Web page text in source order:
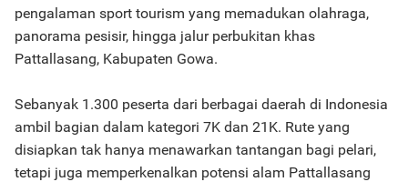
pengalaman sport tourism yang memadukan olahraga,
panorama pesisir, hingga jalur perbukitan khas
Pattallasang, Kabupaten Gowa.
Sebanyak 1.300 peserta dari berbagai daerah di Indonesia
ambil bagian dalam kategori 7K dan 21K. Rute yang
disiapkan tak hanya menawarkan tantangan bagi pelari,
tetapi juga memperkenalkan potensi alam Pattallasang